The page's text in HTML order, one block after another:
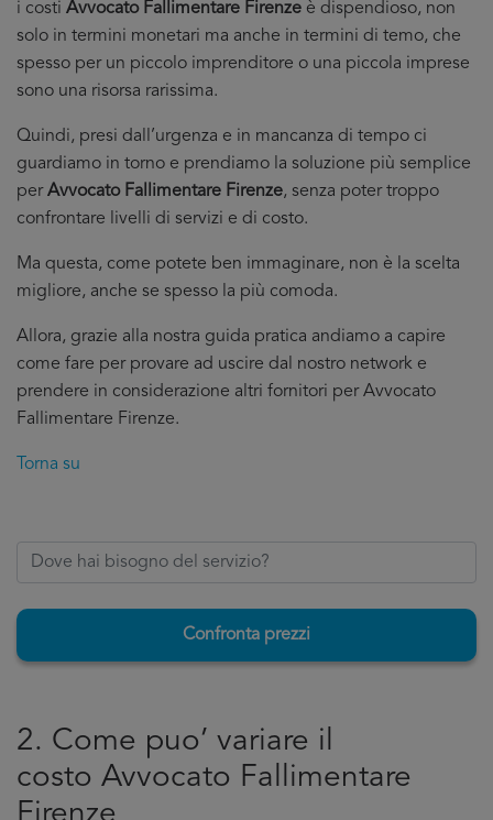
i costi Avvocato Fallimentare Firenze è dispendioso, non
solo in termini monetari ma anche in termini di temo, che
spesso per un piccolo imprenditore o una piccola imprese
sono una risorsa rarissima.
Quindi, presi dall’urgenza e in mancanza di tempo ci
guardiamo in torno e prendiamo la soluzione più semplice
perAvvocato Fallimentare Firenze, senza poter troppo
confrontare livelli di servizi e di costo.
Ma questa, come potete ben immaginare, non è la scelta
migliore, anche se spesso la più comoda.
Allora, grazie alla nostra guida pratica andiamo a capire
come fare per provare ad uscire dal nostro network e
prendere in considerazione altri fornitori per Avvocato
Fallimentare Firenze.
Torna su
Confronta prezzi
2. Come puo’ variare il
costo Avvocato Fallimentare